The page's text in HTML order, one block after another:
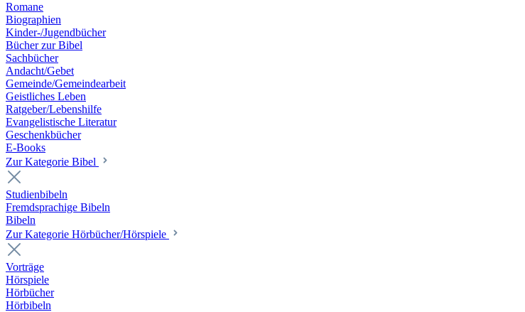
Romane
Biographien
Kinder-/Jugendbücher
Bücher zur Bibel
Sachbücher
Andacht/Gebet
Gemeinde/Gemeindearbeit
Geistliches Leben
Ratgeber/Lebenshilfe
Evangelistische Literatur
Geschenkbücher
E-Books
Zur Kategorie Bibel
Studienbibeln
Fremdsprachige Bibeln
Bibeln
Zur Kategorie Hörbücher/Hörspiele
Vorträge
Hörspiele
Hörbücher
Hörbibeln